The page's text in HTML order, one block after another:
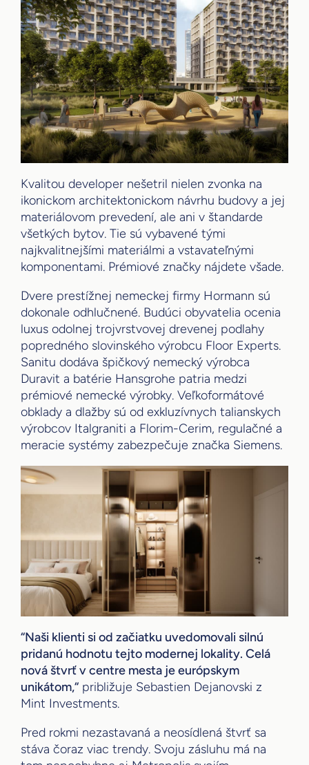
Kvalitou developer nešetril nielen zvonka na
ikonickom architektonickom návrhu budovy a jej
materiálovom prevedení, ale ani v štandarde
všetkých bytov. Tie sú vybavené tými
najkvalitnejšími materiálmi a vstavateľnými
komponentami. Prémiové značky nájdete všade.
Dvere prestížnej nemeckej firmy Hormann sú
dokonale odhlučnené. Budúci obyvatelia ocenia
luxus odolnej trojvrstvovej drevenej podlahy
popredného slovinského výrobcu Floor Experts.
Sanitu dodáva špičkový nemecký výrobca
Duravit a batérie Hansgrohe patria medzi
prémiové nemecké výrobky. Veľkoformátové
obklady a dlažby sú od exkluzívnych talianskych
výrobcov Italgraniti a Florim-Cerim, regulačné a
meracie systémy zabezpečuje značka Siemens.
“Naši klienti si od začiatku uvedomovali silnú
pridanú hodnotu tejto modernej lokality. Celá
nová štvrť v centre mesta je európskym
unikátom,“ približuje Sebastien Dejanovski z
Mint Investments.
Pred rokmi nezastavaná a neosídlená štvrť sa
stáva čoraz viac trendy. Svoju zásluhu má na